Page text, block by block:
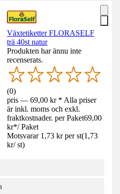
Växtetiketter FLORASELF
trä 40st natur
Produkten har ännu inte
recenserats.
(0)
pris — 69,00 kr * Alla priser
är inkl. moms och exkl.
fraktkostnader. per Paket69,00
kr*/ Paket
Motsvarar 1,73 kr per st(1,73
kr/ st)